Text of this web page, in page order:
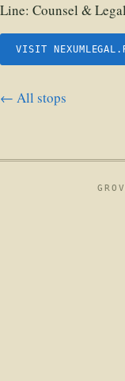
Line: Counsel &
VISIT
← All stops